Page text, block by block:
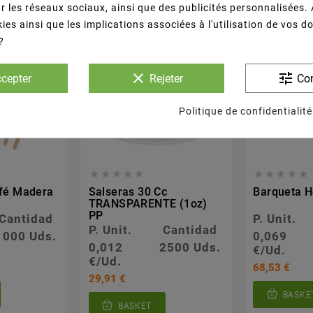
Madera
Cantidad
Uds.
    
Salseras 30 Cc
TRANSPARENTE (1oz)
PP
P. Unit.
Cantidad
0,012
€/Ud.
2500 Uds.
29,91 €
BASKET
    
Barqueta
P. Unit.
0,069
€/Ud.
68,53 €
les réseaux sociaux, ainsi que des publicités personnalisées.
ainsi que les implications associées à l'utilisation de vos
clear Rejeter tune
Politique de